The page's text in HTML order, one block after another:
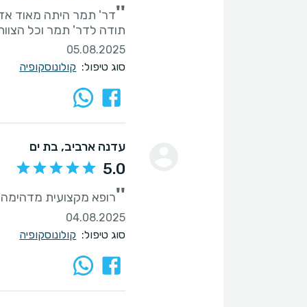
''
תודה לדר' תמר וכל
05.08.2025
סוג טיפול: קולונוסקופיה
עדנה ארביב, בת ים
5.0
''רופא מקצועית מדהימה
04.08.2025
סוג טיפול: קולונוסקופיה